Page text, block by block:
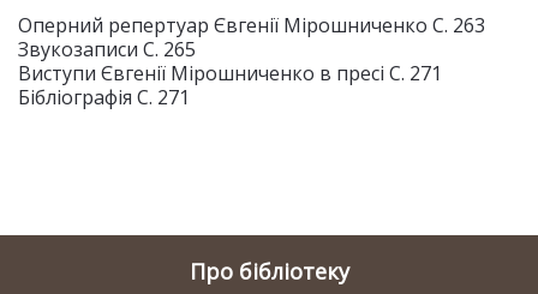
Оперний репертуар Євгенії Мірошниченко С. 263
Звукозаписи С. 265
Виступи Євгенії Мірошниченко в пресі С. 271
Бібліографія С. 271
Про бібліотеку